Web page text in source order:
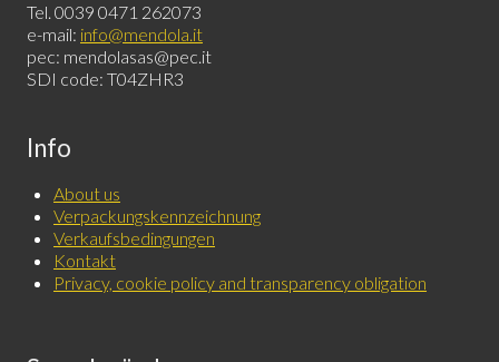
Tel. 0039 0471 262073
e-mail: info@mendola.it
pec: mendolasas@pec.it
SDI code: T04ZHR3
Info
About us
Verpackungskennzeichnung
Verkaufsbedingungen
Kontakt
Privacy, cookie policy and transparency obligation